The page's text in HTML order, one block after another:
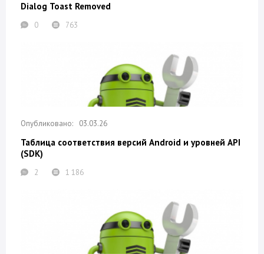
Dialog Toast Removed
0 763
03.03.26
Таблица соответствия версий Android и уровней API
(SDK)
2 1 186